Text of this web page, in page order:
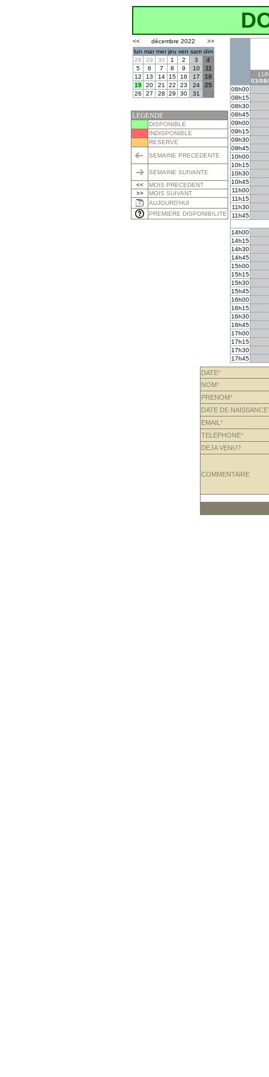
<< décembre 2022
>>
lun mar mer jeu ven sam dim
28
29 30 1 2 3
4
5
6 7 8 9 10
11
12
13 14 15 16 17
18
19
20 21 22 23 24
25
26
27 28 29 30 31
LEGENDE
DISPONIBLE
INDISPONIBLE
RESERVE
SEMAINE PRECEDENTE
SEMAINE SUIVANTE
<<
MOIS PRECEDENT
>>
MOIS SUIVANT
AUJOURD'HUI
PREMIERE DISPONIBILITE
03/
08h00
08h15
08h30
08h45
09h00
09h15
09h30
09h45
10h00
10h15
10h30
10h45
11h00
11h15
11h30
11h45
14h00
14h15
14h30
14h45
15h00
15h15
15h30
15h45
16h00
16h15
16h30
16h45
17h00
17h15
17h30
17h45
DATE*
NOM*
PRENOM*
DATE DE NAISSANCE
EMAIL *
TELEPHONE*
DEJA VENU?
COMMENTAIRE